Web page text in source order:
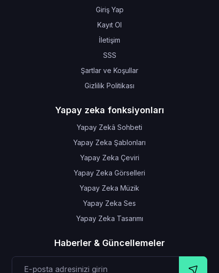
Giriş Yap
Kayıt Ol
İletişim
SSS
Şartlar ve Koşullar
Gizlilik Politikası
Yapay zeka fonksiyonları
Yapay Zekâ Sohbeti
Yapay Zeka Şablonları
Yapay Zeka Çeviri
Yapay Zeka Görselleri
Yapay Zeka Müzik
Yapay Zeka Ses
Yapay Zeka Tasarımı
Haberler & Güncellemeler